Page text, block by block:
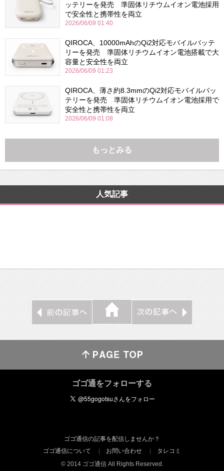
ッテリーを発売 準固体リチウムイオン電池採用
で安全性と携帯性を両立
2026/06/09 01:40
QIROCA、10000mAhのQi2対応モバイルバッテ
リーを発売 準固体リチウムイオン電池搭載で大
容量と安全性を両立
2026/06/09 01:23
QIROCA、薄さ約8.3mmのQi2対応モバイルバッ
テリーを発売 準固体リチウムイオン電池採用で
安全性と携帯性を両立
2026/06/09 01:08
もっとみる
人気記事
ゴゴ通をフォローする
ゴゴ通信の記事を配信しませんか？
ゴゴ通信について
お問い合わせ
タレコミ
© 2014 ゴゴ通信 All Rights Reserved.